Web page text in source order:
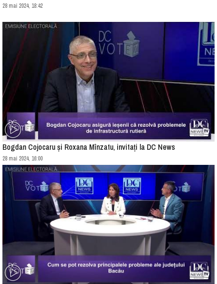
28 mai 2024, 18:42
Bogdan Cojocaru și Roxana Mînzatu, invitați la DC News
28 mai 2024, 16:00